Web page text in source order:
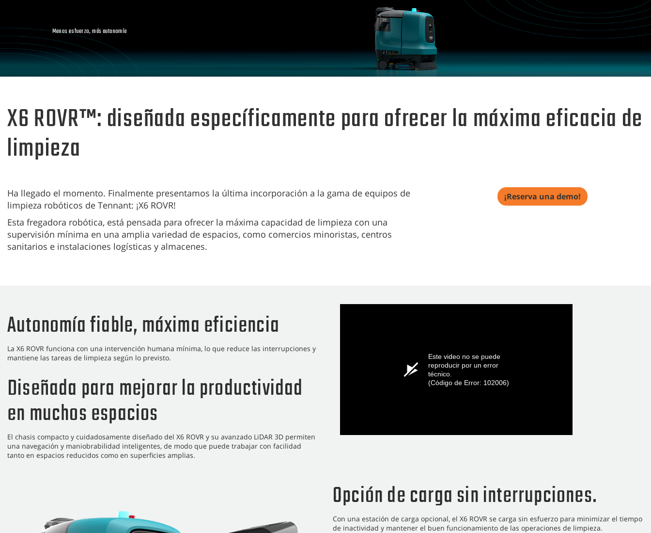
menu
Menos esfuerzo, más autonomía
X6 ROVR™: diseñada específicamente para ofrecer la máxima eficacia de
limpieza
Ha llegado el momento. Finalmente presentamos la última incorporación a la gama de equipos de
limpieza robóticos de Tennant: ¡X6 ROVR!
Esta fregadora robótica, está pensada para ofrecer la máxima capacidad de limpieza con una
supervisión mínima en una amplia variedad de espacios, como comercios minoristas, centros
sanitarios e instalaciones logísticas y almacenes.
¡Reserva una demo!
Autonomía fiable, máxima eficiencia
La X6 ROVR funciona con una intervención humana mínima, lo que reduce las interrupciones y
mantiene las tareas de limpieza según lo previsto.
Diseñada para mejorar la productividad
en muchos espacios
El chasis compacto y cuidadosamente diseñado del X6 ROVR y su avanzado LiDAR 3D permiten
una navegación y maniobrabilidad inteligentes, de modo que puede trabajar con facilidad
tanto en espacios reducidos como en superficies amplias.
Este video no se puede
reproducir por un error
técnico.
(Código de Error: 102006)
Opción de carga sin interrupciones.
Con una estación de carga opcional, el X6 ROVR se carga sin esfuerzo para minimizar el tiempo
de inactividad y mantener el buen funcionamiento de las operaciones de limpieza.